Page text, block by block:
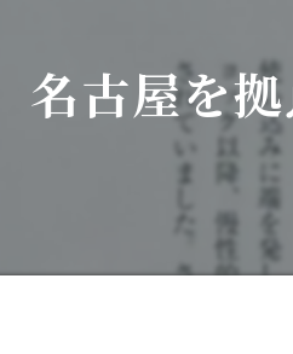
名古屋を